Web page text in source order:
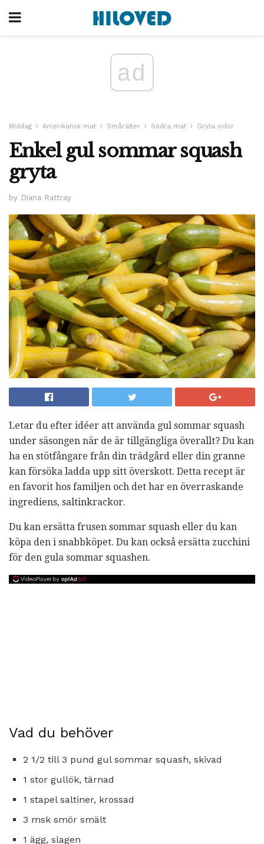
ad
Middag Amerikansk mat Smårätter Södra mat Gryta sidor
Enkel gul sommar squash
gryta
by Diana Rattray
Letar du efter idéer att använda gul sommar squash
under säsongen när de är tillgängliga överallt? Du kan
ha en stötfångare från din trädgård eller din granne
kan försöka ladda upp sitt överskott. Detta recept är
en favorit hos familjen och det har en överraskande
ingrediens, saltinkrackor.
Du kan ersätta frusen sommar squash eller du kan
köpa den i snabbköpet. Du kan också ersätta zucchini
för den gula sommar squashen.
Vad du behöver
2 1/2 till 3 pund gul sommar squash, skivad
1 stor gullök, tärnad
1 stapel saltiner, krossad
3 msk smör smält
1 ägg, slagen